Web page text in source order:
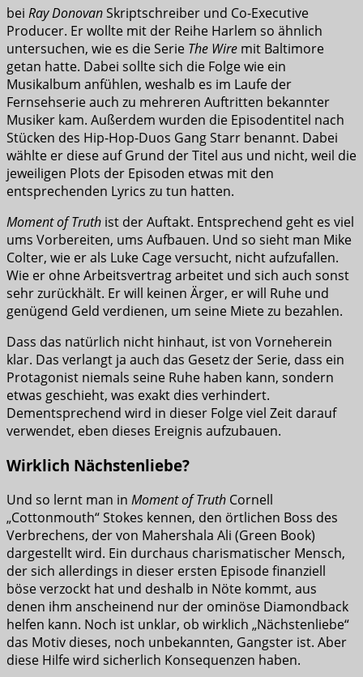
bei Ray DonovanSkriptschreiber und Co-Executive
Producer. Er wollte mit der Reihe Harlem so ähnlich
untersuchen, wie es die Serie The Wire mit Baltimore
getan hatte. Dabei sollte sich die Folge wie ein
Musikalbum anfühlen, weshalb es im Laufe der
Fernsehserie auch zu mehreren Auftritten bekannter
Musiker kam. Außerdem wurden die Episodentitel nach
Stücken des Hip-Hop-Duos Gang Starr benannt. Dabei
wählte er diese auf Grund der Titel aus und nicht, weil die
jeweiligen Plots der Episoden etwas mit den
entsprechenden Lyrics zu tun hatten.
Moment of Truth ist der Auftakt. Entsprechend geht es viel
ums Vorbereiten, ums Aufbauen. Und so sieht man Mike
Colter, wie er als Luke Cage versucht, nicht aufzufallen.
Wie er ohne Arbeitsvertrag arbeitet und sich auch sonst
sehr zurückhält. Er will keinen Ärger, er will Ruhe und
genügend Geld verdienen, um seine Miete zu bezahlen.
Dass das natürlich nicht hinhaut, ist von Vorneherein
klar. Das verlangt ja auch das Gesetz der Serie, dass ein
Protagonist niemals seine Ruhe haben kann, sondern
etwas geschieht, was exakt dies verhindert.
Dementsprechend wird in dieser Folge viel Zeit darauf
verwendet, eben dieses Ereignis aufzubauen.
Wirklich Nächstenliebe?
Und so lernt man in Moment of Truth Cornell
„Cottonmouth“ Stokes kennen, den örtlichen Boss des
Verbrechens, der von Mahershala Ali (Green Book)
dargestellt wird. Ein durchaus charismatischer Mensch,
der sich allerdings in dieser ersten Episode finanziell
böse verzockt hat und deshalb in Nöte kommt, aus
denen ihm anscheinend nur der ominöse Diamondback
helfen kann. Noch ist unklar, ob wirklich „Nächstenliebe“
das Motiv dieses, noch unbekannten, Gangster ist. Aber
diese Hilfe wird sicherlich Konsequenzen haben.